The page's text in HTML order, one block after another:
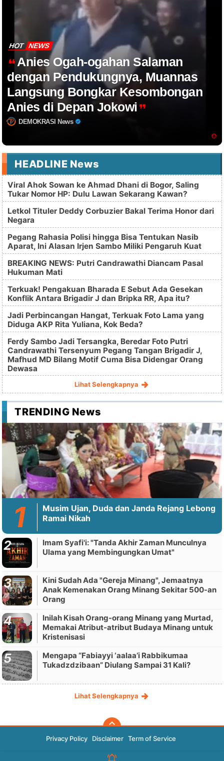
HOT NEWS
Anies Ogah-ogahan Salaman
dengan Pendukungnya, Muannas
Langsung Bongkar Kesombongan
Anies di Depan Jokowi
DEMOKRASI News
HEADLINE News
Viral Ahok Sowan ke Ahmad Dhani di Bogor, Saling
Tukar Nomor HP: Dulu Lawan Sekarang Kawan?
Letkol Tituler Deddy Corbuzier Bakal Terima Honor dari
Negara
Pegang Rahasia Polisi hingga Bisa Tentukan Nasib
Aparat, Ini Alasan Irjen Sambo Miliki Pengaruh Kuat
BREAKING NEWS: Putri Candrawathi Diancam Pasal
Hukuman Mati
Terkuak! Pengakuan Bharada E Sebut Ada Gesekan
Konflik Antara Brigadir J dan Bripka RR, Apa itu?
Jadi Perbincangan Hangat, Terkuak Foto Lama yang
Diduga AKP Rita Yuliana, Kok Beda?
Ferdy Sambo Jadi Tersangka, Beredar Foto Putri
Candrawathi Tersenyum Pegang Tangan Brigadir J,
Mafhud MD Bilang Motif Cuma Bisa Didengar Orang
Dewasa
Lihat Selengkapnya
TRENDING News
Musim Ujan, Duda dan Janda Rejang Lebong
Ramai Nikah
Imam Syafi'i: "Tanda Akhir Zaman Munculnya
Ulama yang Membingungkan Umat"
Kini Sudah Ada "Gereja Minang", Jemaatnya
Anak Kemenakan Orang Minang Sekitar 500-an
Orang
Inilah Kisah Orang-orang Minang yang Murtad,
Memakai Atribut-atribut Budaya Minang untuk
Kristenisasi
Mengapa “Fabiayyi ‘aalaa’i Rabbikumaa
Tukadzdzibaan” Diulang Sampai 31 Kali?
Lihat Selengkapnya
Privacy Policy Disclaimer Term of Service